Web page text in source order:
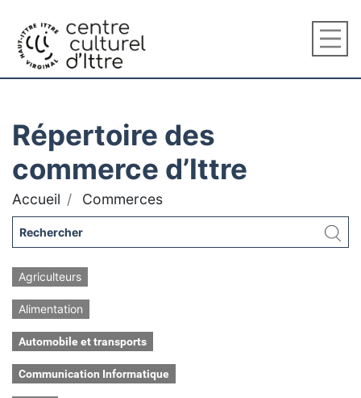
Répertoire des
commerce d’Ittre
Accueil Commerces
Agriculteurs
Alimentation
Automobile et transports
Communication Informatique